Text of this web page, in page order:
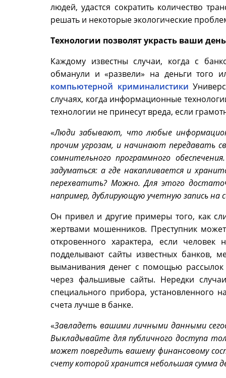
людей, удастся сократить количество
решать и некоторые экологические
Технологии позволят украсть ваши
Каждому известны случаи, когда с
обманули и «развели» на деньги того
компьютерной криминалистики
случаях, когда информационные
технологии не принесут вреда, если
«Люди забывают, что любые
прочим угрозам, и начинают передавать
сомнительного программного
задуматься: а где накапливается и
перехватить? Можно. Для этого
например, дублирующую учетную запись
Он привел и другие примеры того, как
жертвами мошенников. Преступник
откровенного характера, если
подделывают сайты известных банков,
выманивания денег с помощью рассылок
через фальшивые сайты. Нередки
специального прибора, установленного
счета лучше в банке.
«Завладеть вашими личными данными
Выкладывайте для публичного доступа
может повредить вашему финансовому
счету которой хранится небольшая сумма